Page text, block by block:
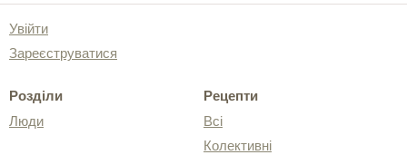
Увійти
Зареєструватися
Розділи
Люди
Рецепти
Всі
Колективні